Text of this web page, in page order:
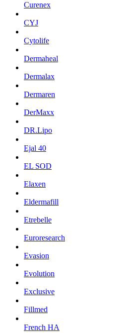
Curenex
CYJ
Cytolife
Dermaheal
Dermalax
Dermaren
DerMaxx
DR.Lipo
Ejal 40
EL SOD
Elaxen
Eldermafill
Etrebelle
Euroresearch
Evasion
Evolution
Exclusive
Fillmed
French HA